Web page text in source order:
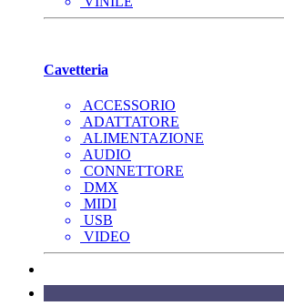
Cavetteria
ACCESSORIO
ADATTATORE
ALIMENTAZIONE
AUDIO
CONNETTORE
DMX
MIDI
USB
VIDEO